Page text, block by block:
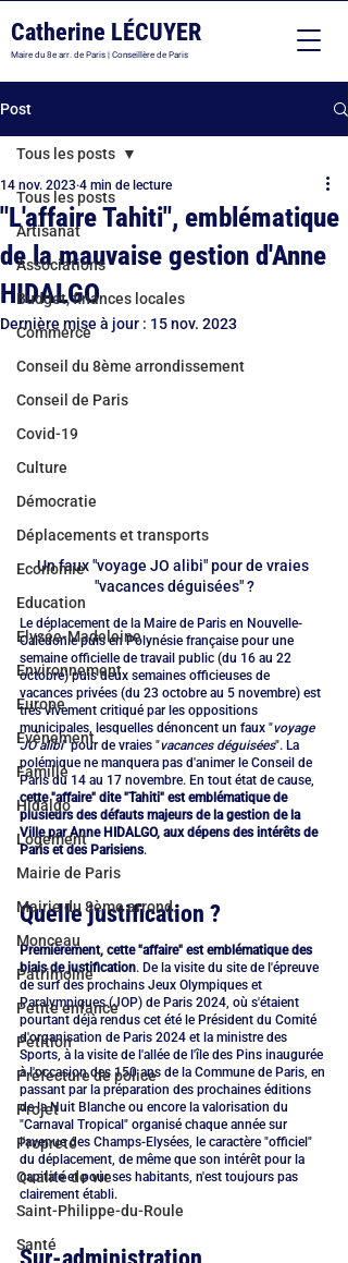
Catherine LÉCUYER
Maire du 8e arr. de Paris | Conseillère de Paris
Post
Tous les posts
Artisanat
Associations
Budget, finances locales
Commerce
Conseil du 8ème arrondissement
Conseil de Paris
Covid-19
Culture
Démocratie
Déplacements et transports
Economie
Education
Elysée-Madeleine
Environnement
Europe
Evénement
Famille
Hidalgo
Logement
Mairie de Paris
Mairie du 8ème arrond.
Monceau
Patrimoine
Petite enfance
Pétition
Préfecture de police
Projet
Propreté
Qualité de vie
Saint-Philippe-du-Roule
Santé
Tous les posts
"L'affaire Tahiti", emblématique
de la mauvaise gestion d'Anne
HIDALGO
14 nov. 2023 4 min de lecture
Dernière mise à jour : 15 nov. 2023
Un faux "voyage JO alibi" pour de vraies
"vacances déguisées" ?
Le déplacement de la Maire de Paris en Nouvelle-
Calédonie puis en Polynésie française pour une
semaine officielle de travail public (du 16 au 22
octobre) puis deux semaines officieuses de
vacances privées (du 23 octobre au 5 novembre) est
très vivement critiqué par les oppositions
municipales, lesquelles dénoncent un faux "voyage
JO alibi" pour de vraies "vacances déguisées". La
polémique ne manquera pas d'animer le Conseil de
Paris du 14 au 17 novembre. En tout état de cause,
cette "affaire" dite "Tahiti" est emblématique de
plusieurs des défauts majeurs de la gestion de la
Ville par Anne HIDALGO, aux dépens des intérêts de
Paris et des Parisiens.
Quelle justification ?
Premièrement, cette "affaire" est emblématique des
biais de justification. De la visite du site de l'épreuve
de surf des prochains Jeux Olympiques et
Paralympiques (JOP) de Paris 2024, où s'étaient
pourtant déjà rendus cet été le Président du Comité
d'organisation de Paris 2024 et la ministre des
Sports, à la visite de l'allée de l'île des Pins inaugurée
à l'occasion des 150 ans de la Commune de Paris, en
passant par la préparation des prochaines éditions
de la Nuit Blanche ou encore la valorisation du
"Carnaval Tropical" organisé chaque année sur
l'avenue des Champs-Elysées, le caractère "officiel"
du déplacement, de même que son intérêt pour la
capitale et pour ses habitants, n'est toujours pas
clairement établi.